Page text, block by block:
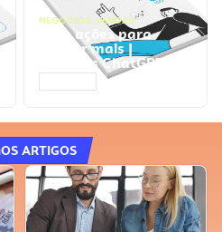
NEGÓCIOS, VENDAS
Faça ações para
vender mais |
Prompts ChatGPT
ARTIGOS